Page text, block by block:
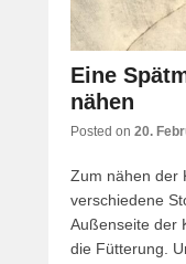
Eine
nähen
Posted on 20.
Zum nähen der
verschiedene
Außenseite der
die Fütterung.